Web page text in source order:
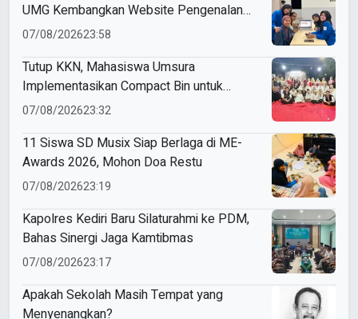
UMG Kembangkan Website Pengenalan
Budaya Indonesia
07/08/202623:58
Tutup KKN, Mahasiswa Umsura
Implementasikan Compact Bin untuk
Sampah Anorganik di Ketabang
07/08/202623:32
11 Siswa SD Musix Siap Berlaga di ME-
Awards 2026, Mohon Doa Restu
07/08/202623:19
Kapolres Kediri Baru Silaturahmi ke PDM,
Bahas Sinergi Jaga Kamtibmas
07/08/202623:17
Apakah Sekolah Masih Tempat yang
Menyenangkan?